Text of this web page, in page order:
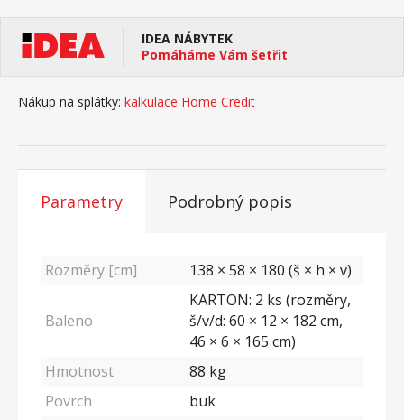
IDEA NÁBYTEK
Pomáháme Vám šetřit
Nákup na splátky: kalkulace Home Credit
Parametry Podrobný popis
Rozměry [cm] 138 × 58 × 180 (š × h × v)
Baleno
KARTON: 2 ks (rozměry,
š/v/d: 60 × 12 × 182 cm,
46 × 6 × 165 cm)
Hmotnost
88 kg
Povrch
buk